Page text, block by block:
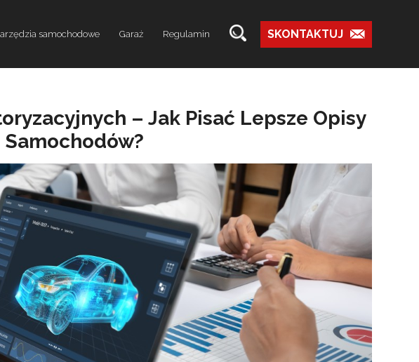
samochodowe Garaż Regulamin SKONTAKTUJ
– Jak Pisać Lepsze Opisy
Samochodów?